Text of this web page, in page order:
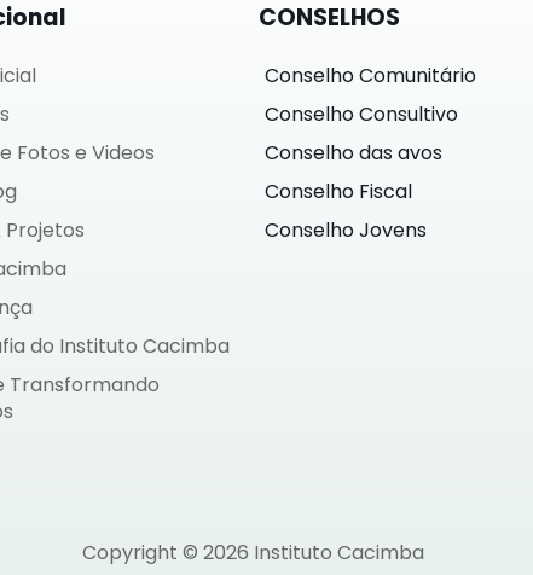
Fotos e Videos
Projetos
do Instituto Cacimba
Transformando
CONSELHOS
Conselho Comunitário
Conselho Consultivo
Conselho das avos
Conselho Fiscal
Conselho Jovens
Copyright © 2026 Instituto Cacimba